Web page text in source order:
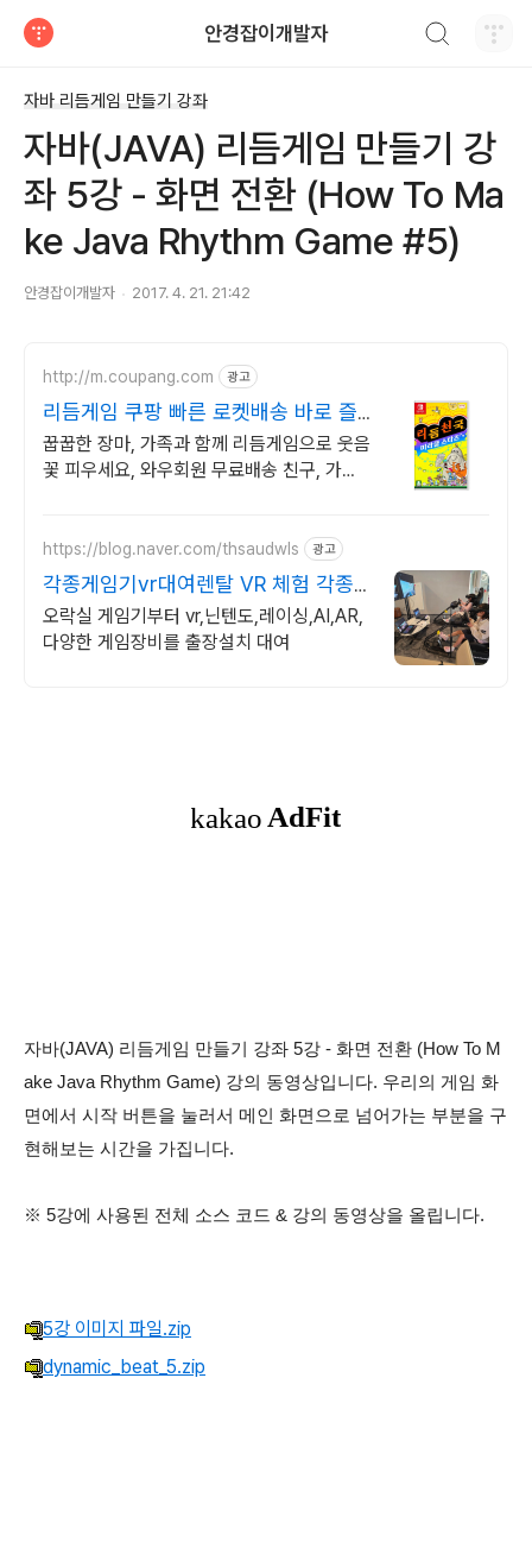
안경잡이개발자
자바 리듬게임 만들기 강좌
자바(JAVA) 리듬게임 만들기 강
좌 5강 - 화면 전환 (How To Ma
ke Java Rhythm Game #5)
안경잡이개발자 2017. 4. 21. 21:42
http://m.coupang.com 광고
리듬게임 쿠팡 빠른 로켓배송 바로 즐
겨요
꿉꿉한 장마, 가족과 함께 리듬게임으로 웃음
꽃 피우세요, 와우회원 무료배송 친구, 가족
https://blog.naver.com/thsaudwls 광고
각종게임기vr대여렌탈 VR 체험 각종
오락기 렌탈
오락실 게임기부터 vr,닌텐도,레이싱,AI,AR,
다양한 게임장비를 출장설치 대여
자바(JAVA) 리듬게임 만들기 강좌 5강 - 화면 전환 (How To M
ake Java Rhythm Game) 강의 동영상입니다. 우리의 게임 화
면에서 시작 버튼을 눌러서 메인 화면으로 넘어가는 부분을 구
현해보는 시간을 가집니다.
※ 5강에 사용된 전체 소스 코드 & 강의 동영상을 올립니다.
5강 이미지 파일.zip
dynamic_beat_5.zip